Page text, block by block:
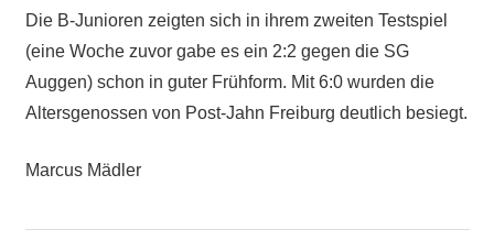
Die B-Junioren zeigten sich in ihrem zweiten Testspiel
(eine Woche zuvor gabe es ein 2:2 gegen die SG
Auggen) schon in guter Frühform. Mit 6:0 wurden die
Altersgenossen von Post-Jahn Freiburg deutlich besiegt.
Marcus Mädler